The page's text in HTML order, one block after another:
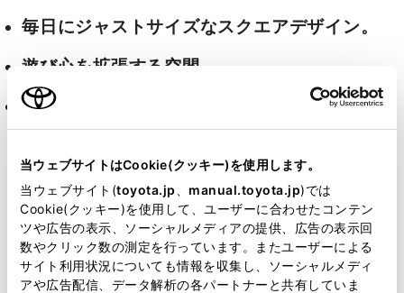
当ウェブサイトはCookie(クッキー)を使用します。
当ウェブサイト(toyota.jp manual.toyota.jp)では
Cookie(クッキー)を使用して、ユーザーに合わせたコンテン
ツや広告の表示、ソーシャルメディアの提供、広告の表示回
数やクリック数の測定を行っています。またユーザーによる
サイト利用状況についても情報を収集し、ソーシャルメディ
アや広告配信、データ解析の各パートナーと共有していま
毎日にジャストサイズなスクエアデザイン。
遊び心を拡張する空間。
険しさを楽しさに変える、タフな走り。
詳細はこちら
見積りシミュレーション